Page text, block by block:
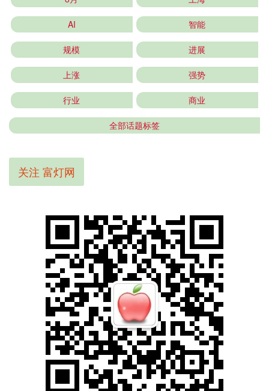
AI 智能
规模 进展
上涨 强势
行业 商业
全部话题标签
关注 富灯网